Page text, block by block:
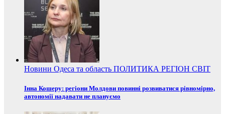
Новини Одеса та область ПОЛИТИКА РЕГІОН СВІТ
Інна Кошеру: регіони Молдови повинні розвиватися рівномірно,
автономії надавати не плануємо